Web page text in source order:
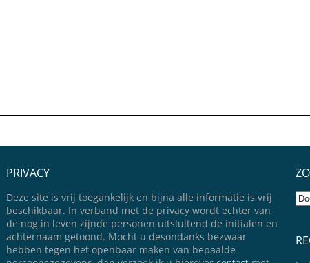
PRIVACY
Deze site is vrij toegankelijk en bijna alle informatie is vrij
beschikbaar. In verband met de privacy wordt echter van
de nog in leven zijnde personen uitsluitend de initialen en
achternaam getoond. Mocht u desondanks bezwaar
hebben tegen het openbaar maken van bepaalde